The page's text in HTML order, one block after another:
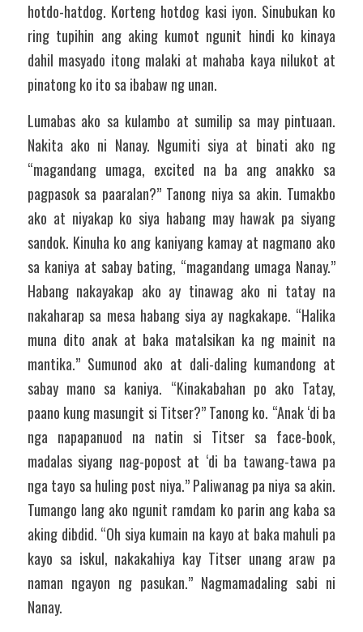
hotdo-hatdog. Korteng hotdog kasi iyon. Sinubukan ko
ring tupihin ang aking kumot ngunit hindi ko kinaya
dahil masyado itong malaki at mahaba kaya nilukot at
pinatong ko ito sa ibabaw ng unan.
Lumabas ako sa kulambo at sumilip sa may pintuaan.
Nakita ako ni Nanay. Ngumiti siya at binati ako ng
“magandang umaga, excited na ba ang anakko sa
pagpasok sa paaralan?” Tanong niya sa akin. Tumakbo
ako at niyakap ko siya habang may hawak pa siyang
sandok. Kinuha ko ang kaniyang kamay at nagmano ako
sa kaniya at sabay bating, “magandang umaga Nanay.”
Habang nakayakap ako ay tinawag ako ni tatay na
nakaharap sa mesa habang siya ay nagkakape. “Halika
muna dito anak at baka matalsikan ka ng mainit na
mantika.” Sumunod ako at dali-daling kumandong at
sabay mano sa kaniya. “Kinakabahan po ako Tatay,
paano kung masungit si Titser?” Tanong ko. “Anak ‘di ba
nga napapanuod na natin si Titser sa face-book,
madalas siyang nag-popost at ‘di ba tawang-tawa pa
nga tayo sa huling post niya.” Paliwanag pa niya sa akin.
Tumango lang ako ngunit ramdam ko parin ang kaba sa
aking dibdid. “Oh siya kumain na kayo at baka mahuli pa
kayo sa iskul, nakakahiya kay Titser unang araw pa
naman ngayon ng pasukan.” Nagmamadaling sabi ni
Nanay.